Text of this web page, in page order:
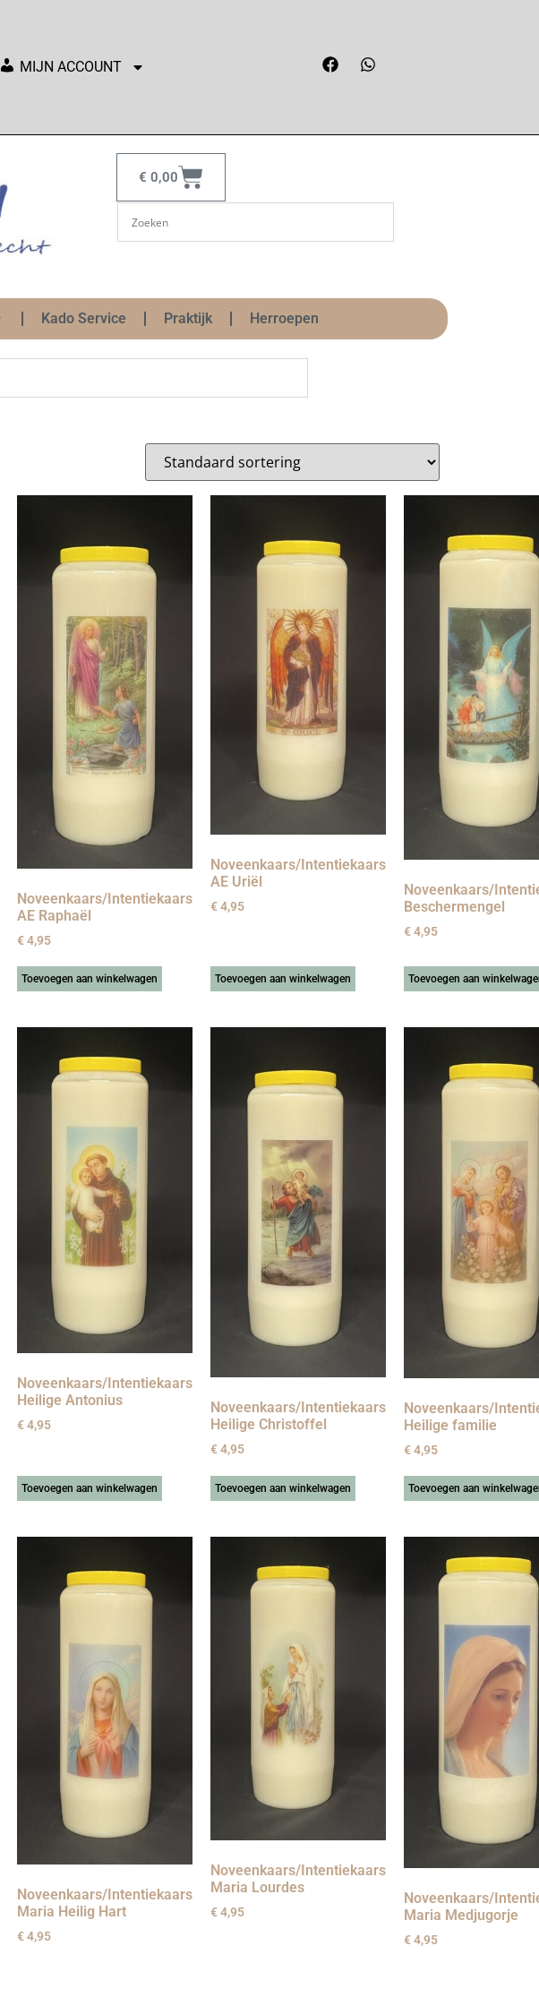
MIJN ACCOUNT
€ 0,00
Kado Service Praktijk Herroepen
Noveenkaars/Intentiekaars
AE Raphaël
€4,95
Toevoegen aan winkelwagen
Noveenkaars/Intentiekaars
AE Uriël
€4,95
Toevoegen aan winkelwagen
Noveenkaars/
Beschermengel
€4,95
Toevoegen aan
Noveenkaars/Intentiekaars
Heilige Antonius
€4,95
Toevoegen aan winkelwagen
Noveenkaars/Intentiekaars
Heilige Christoffel
€4,95
Toevoegen aan winkelwagen
Noveenkaars/
Heilige familie
€4,95
Toevoegen aan
Noveenkaars/Intentiekaars
Maria Heilig Hart
€4,95
Noveenkaars/Intentiekaars
Maria Lourdes
€4,95
Noveenkaars/
Maria Medjugorje
€4,95